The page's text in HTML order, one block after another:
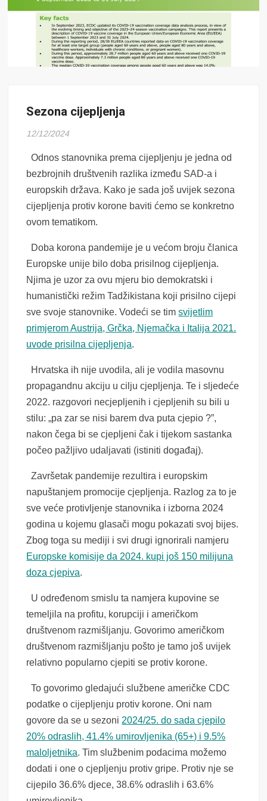
Sezona cijepljenja
12/12/2024
Odnos stanovnika prema cijepljenju je jedna od
bezbrojnih društvenih razlika između SAD-a i
europskih država. Kako je sada još uvijek sezona
cijepljenja protiv korone baviti ćemo se konkretno
ovom tematikom.
Doba korona pandemije je u većom broju članica
Europske unije bilo doba prisilnog cijepljenja.
Njima je uzor za ovu mjeru bio demokratski i
humanistički režim Tadžikistana koji prisilno cijepi
sve svoje stanovnike. Vodeći se timsvijetlim
primjerom Austrija, Grčka, Njemačka i Italija 2021.
uvode prisilna cijepljenja.
Hrvatska ih nije uvodila, ali je vodila masovnu
propagandnu akciju u cilju cjepljenja. Te i sljedeće
2022. razgovori necjepljenih i cjepljenih su bili u
stilu: „pa zar se nisi barem dva puta cjepio ?”,
nakon čega bi se cjepljeni čak i tijekom sastanka
počeo pažljivo udaljavati (istiniti događaj).
Završetak pandemije rezultira i europskim
napuštanjem promocije cjepljenja. Razlog za to je
sve veće protivljenje stanovnika i izborna 2024
godina u kojemu glasači mogu pokazati svoj bijes.
Zbog toga su mediji i svi drugi ignorirali namjeru
Europske komisije da 2024. kupi još 150 milijuna
doza cjepiva.
U određenom smislu ta namjera kupovine se
temeljila na profitu, korupciji i američkom
društvenom razmišljanju. Govorimo američkom
društvenom razmišljanju pošto je tamo još uvijek
relativno popularno cjepiti se protiv korone.
To govorimo gledajući službene američke CDC
podatke o cijepljenju protiv korone. Oni nam
govore da se u sezoni 2024/25. do sada cjepilo
20% odraslih, 41.4% umirovljenika (65+) i 9.5%
maloljetnika. Tim službenim podacima možemo
dodati i one o cjepljenju protiv gripe. Protiv nje se
cijepilo 36.6% djece, 38.6% odraslih i 63.6%